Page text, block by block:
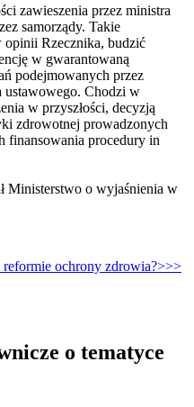
zawieszenia przez ministra
samorządy. Takie
opinii Rzecznika, budzić
w gwarantowaną
podejmowanych przez
ustawowego. Chodzi w
w przyszłości, decyzją
zdrowotnej prowadzonych
finansowania procedury in
Ministerstwo o wyjaśnienia w
ochrony zdrowia?>>>
o tematyce